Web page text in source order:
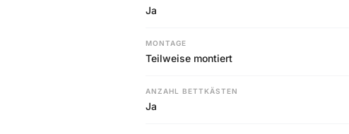
Ja
MONTAGE
Teilweise montiert
ANZAHL BETTKÄSTEN
Ja